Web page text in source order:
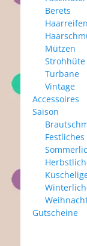
Berets
Haarreifen
Mützen
Strohhüte
Turbane
Vintage
Accessoires
Saison
Festliches
Gutscheine